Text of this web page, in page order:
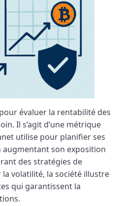
évaluer la rentabilité des
Il s’agit d’une métrique
utilise pour planifier ses
son exposition
des stratégies de
volatilité, la société illustre
qui garantissent la